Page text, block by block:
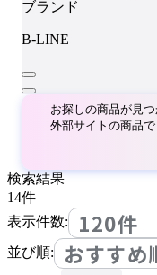
ブランド
B-LINE
お探しの商品が見つ
外部サイトの商品
検索結果
14件
表示件数:
120件
並び順: おすすめ